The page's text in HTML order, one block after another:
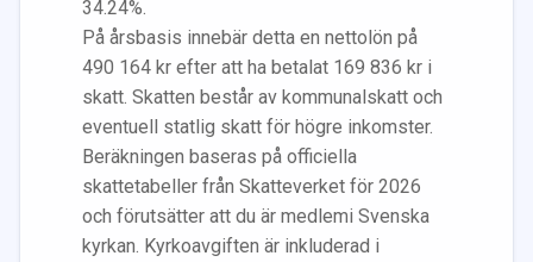
34.24%.
På årsbasis innebär detta en nettolön på
490 164 kr efter att ha betalat 169 836 kr i
skatt. Skatten består av kommunalskatt och
eventuell statlig skatt för högre inkomster.
Beräkningen baseras på officiella
skattetabeller från Skatteverket för 2026
och förutsätter att du är medlemi Svenska
kyrkan. Kyrkoavgiften är inkluderad i